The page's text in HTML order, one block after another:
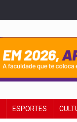
ESPORTES